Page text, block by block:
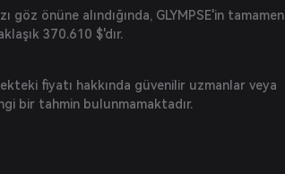
göz önüne alındığında, GLYMPSE'in tamamen
370.610 $'dır.
fiyatı hakkında güvenilir uzmanlar veya
bir tahmin bulunmamaktadır.